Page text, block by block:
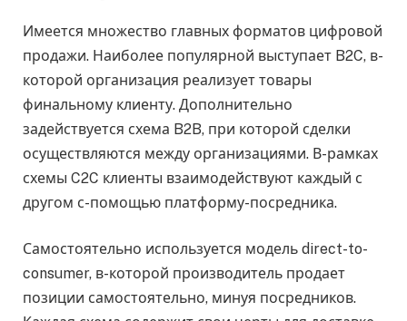
Имеется множество главных форматов цифровой
продажи. Наиболее популярной выступает B2C, в-
которой организация реализует товары
финальному клиенту. Дополнительно
задействуется схема B2B, при которой сделки
осуществляются между организациями. В-рамках
схемы C2C клиенты взаимодействуют каждый с
другом с-помощью платформу-посредника.
Самостоятельно используется модель direct-to-
consumer, в-которой производитель продает
позиции самостоятельно, минуя посредников.